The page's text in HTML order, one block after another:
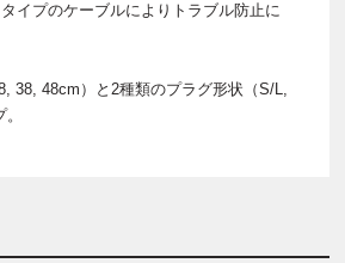
イプのケーブルによりトラブル防止に
38, 48cm）と2種類のプラグ形状（S/L,